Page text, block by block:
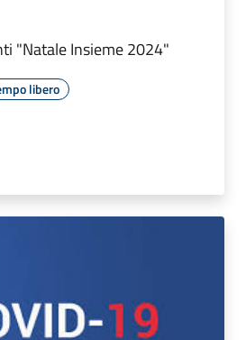
"Natale Insieme 2024"
libero